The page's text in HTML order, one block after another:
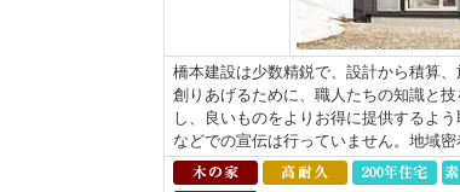
橋本建設は少数精鋭で、設計から積算
創りあげるために、職人たちの知識と
し、良いものをよりお得に提供するよ
などでの宣伝は行っていません。地域